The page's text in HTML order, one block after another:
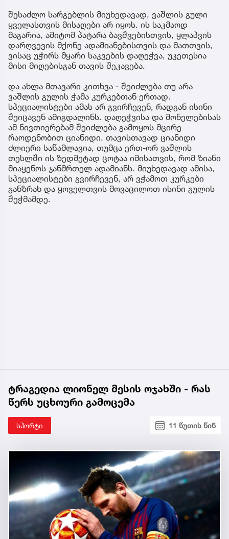
შესაძლო სარგებლის მიუხედავად, ვაშლის გული
ყველასთვის მისაღები არ იყოს. ის საკმაოდ
მაგარია, ამიტომ პატარა ბავშვებისთვის, ყლაპვის
დარღვევის მქონე ადამიანებისთვის და მათთვის,
ვისაც უჭირს მყარი საკვების დაღეჭვა, უკეთესია
მისი მიღებისგან თავის შეკავება.
და ახლა მთავარი კითხვა - შეიძლება თუ არა
ვაშლის გულის ჭამა კურკებთან ერთად.
სპეციალისტები ამას არ გვირჩევენ, რადგან ისინი
შეიცავენ ამიგდალინს. დაღეჭვისა და მონელებისას
ამ ნივთიერებამ შეიძლება გამოყოს მცირე
რაოდენობით ციანიდი. თავისთავად ციანიდი
ძლიერი საწამლავია, თუმცა ერთ-ორ ვაშლის
თესლში ის ზედმეტად ცოტაა იმისათვის, რომ ზიანი
მიაყენოს ჯანმრთელ ადამიანს. მიუხედავად ამისა,
სპეციალისტები გვირჩევენ, არ ვჭამოთ კურკები
განზრახ და ყოველთვის მოვაცილოთ ისინი გულის
შეჭმამდე.
ტრაგედია ლიონელ მესის ოჯახში - რას
წერს უცხოური გამოცემა
სპორტი 11 წუთის წინ